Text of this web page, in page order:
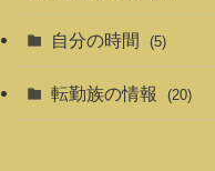
自分の時間 (5)
転勤族の情報 (20)